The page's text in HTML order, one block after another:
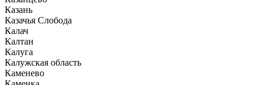
Казань
Казачья Слобода
Калач
Калтан
Калуга
Калужская область
Каменево